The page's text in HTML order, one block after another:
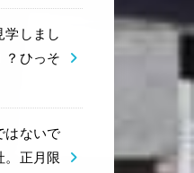
学しまし
？ひっそ
はないで
。正月限